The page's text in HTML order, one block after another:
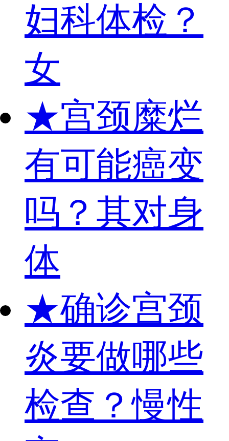
妇科体检？
女
★宫颈糜烂
有可能癌变
吗？其对身
体
★确诊宫颈
炎要做哪些
检查？慢性